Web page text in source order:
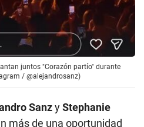
juntos "Corazón partío" durante
/ @alejandrosanz)
SanzyStephanie
más de una oportunidad